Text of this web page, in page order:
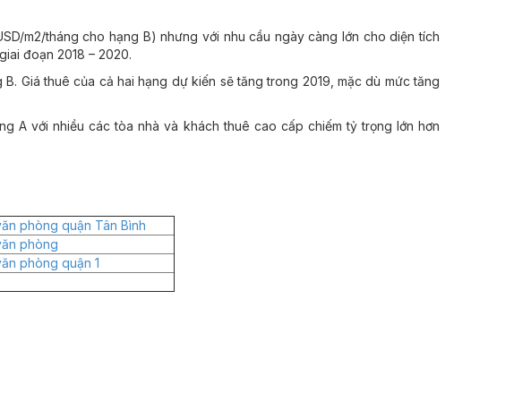
m2/tháng cho hạng B) nhưng với nhu cầu ngày càng lớn cho diện tích
đoạn 2018 – 2020.
Giá thuê của cả hai hạng dự kiến sẽ tăng trong 2019, mặc dù mức tăng
A với nhiều các tòa nhà và khách thuê cao cấp chiếm tỷ trọng lớn hơn
phòng quận Tân Bình
phòng
phòng quận 1